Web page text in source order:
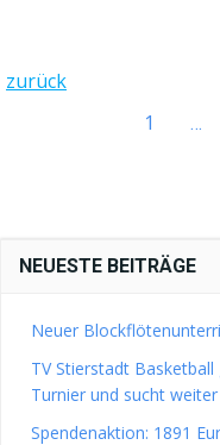
POSTS
zurück
POSTSPage
1 …
NEUESTE BEITRÄGE
Neuer
TV Stierstadt
Turnier und sucht
Spendenaktion: 1891